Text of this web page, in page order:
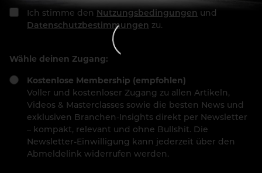
Ich stimme den Nutzungsbedingungen und
Datenschutzbestimmungen zu.
Wähle deinen Zugang:
Kostenlose Membership (empfohlen)
Voller und kostenloser Zugang zu allen Artikeln,
Videos & Masterclasses sowie die besten News und
exklusiven Branchen-Insights direkt per Newsletter
– kompakt, relevant und ohne Bullshit. Die
Newsletter-Einwilligung kann jederzeit über den
Abmeldelink widerrufen werden.